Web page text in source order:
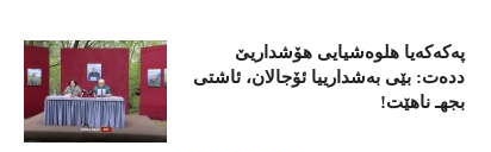
په‌كه‌كه‌یا هلوه‌شیایی هۆشداریێ
دده‌ت: بێی به‌شدارییا ئۆجالان، ئاشتی
بجهـ ناهێت!